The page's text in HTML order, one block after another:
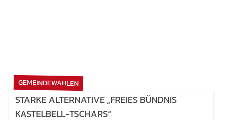
GEMEINDEWAHLEN
STARKE ALTERNATIVE „FREIES BÜNDNIS
KASTELBELL-TSCHARS“